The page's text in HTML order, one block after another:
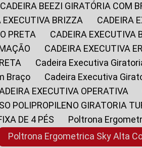
CADEIRA BEEZI GIRATÓRIA COM
EXECUTIVA BRIZZA
CADEIRA
PRETA
CADEIRA EXECUTIVA
CADEIRA EXECUTIVA
Cadeira Executiva
Braço
Cadeira Executiva
EXECUTIVA OPERATIVA
POLIPROPILENO GIRATORIA
DE 4 PÉS
Poltrona
Poltrona Ergometrica Sky Alta